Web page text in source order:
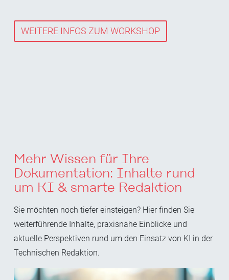
WEITERE INFOS ZUM WORKSHOP
Mehr Wissen für Ihre
Dokumentation: Inhalte rund
um KI & smarte Redaktion
Sie möchten noch tiefer einsteigen? Hier finden Sie
weiterführende Inhalte, praxisnahe Einblicke und
aktuelle Perspektiven rund um den Einsatz von KI in der
Technischen Redaktion.